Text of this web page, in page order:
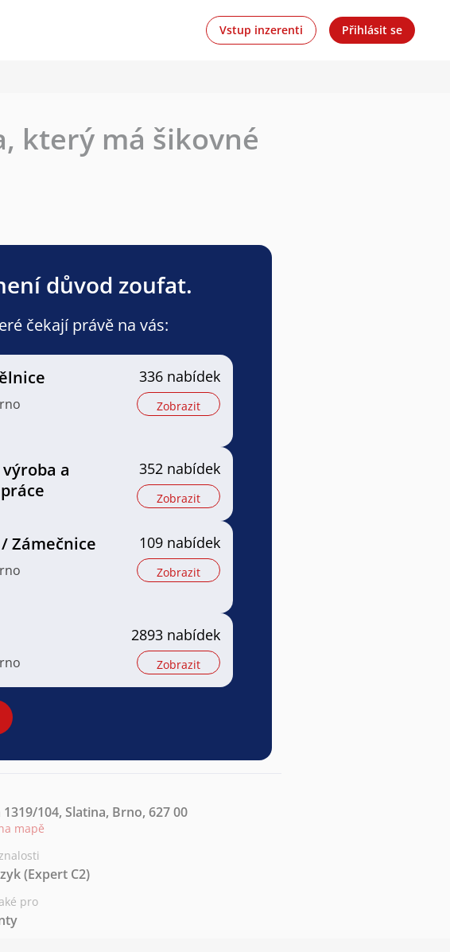
Vstup inzerenti Přihlásit se
který má šikovné
důvod zoufat.
čekají právě na vás:
336 nabídek
Zobrazit
a
352 nabídek
Zobrazit
Zámečnice 109 nabídek
Zobrazit
2893 nabídek
Zobrazit
104, Slatina, Brno, 627 00
mapě
(Expert C2)
pro